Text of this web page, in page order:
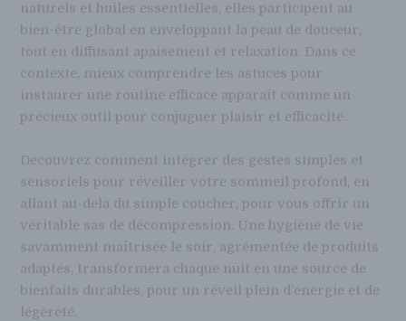
naturels et huiles essentielles, elles participent au
bien-être global en enveloppant la peau de douceur,
tout en diffusant apaisement et relaxation. Dans ce
contexte, mieux comprendre les astuces pour
instaurer une routine efficace apparaît comme un
précieux outil pour conjuguer plaisir et efficacité.
Découvrez comment intégrer des gestes simples et
sensoriels pour réveiller votre sommeil profond, en
allant au-delà du simple coucher, pour vous offrir un
véritable sas de décompression. Une hygiène de vie
savamment maîtrisée le soir, agrémentée de produits
adaptés, transformera chaque nuit en une source de
bienfaits durables, pour un réveil plein d’énergie et de
légèreté.